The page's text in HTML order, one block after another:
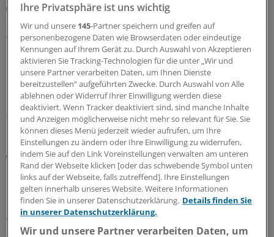
Update 2026
S3-Leitlinie Lungenkrebs: Das sind die wichtigsten
Änderungen
Die S3-Leitlinie „Prävention, Diagnostik, Therapie und
Nachsorge des Lungenkarzinoms“ wurde aktualisiert.
Professor Wolfgang Schütte erläutert, was für
Hausärztinnen und Hausärzte wichtig ist.
05.08.2026
Galenus-Kandidat 2026
Bispezifischer T-Zell-Engager bei kleinzelligem
Lungenkarzinom
Beim fortgeschrittenen kleinzelligen Lungenkarzinom
gibt es für vorbehandelte Betroffene wenig Optionen.
Der bispezifische T-Zell-Engager Tarlatamab bringt
Ihre Privatsphäre ist uns wichtig
Wir und unsere 145-Partner speichern und greifen auf
personenbezogene Daten wie Browserdaten oder eindeutige
Kennungen auf Ihrem Gerät zu. Durch Auswahl von Akzeptieren
aktivieren Sie Tracking-Technologien für die unter „Wir und
unsere Partner verarbeiten Daten, um Ihnen Dienste
bereitzustellen“ aufgeführten Zwecke. Durch Auswahl von Alle
ablehnen oder Widerruf Ihrer Einwilligung werden diese
deaktiviert. Wenn Tracker deaktiviert sind, sind manche Inhalte
und Anzeigen möglicherweise nicht mehr so relevant für Sie. Sie
können dieses Menü jederzeit wieder aufrufen, um Ihre
Einstellungen zu ändern oder Ihre Einwilligung zu widerrufen,
indem Sie auf den Link Voreinstellungen verwalten am unteren
Rand der Webseite klicken [oder das schwebende Symbol unten
links auf der Webseite, falls zutreffend]. Ihre Einstellungen
gelten innerhalb unseres Website. Weitere Informationen
finden Sie in unserer Datenschutzerklärung. Details finden Sie
in unserer Datenschutzerklärung.
Wir und unsere Partner verarbeiten Daten, um